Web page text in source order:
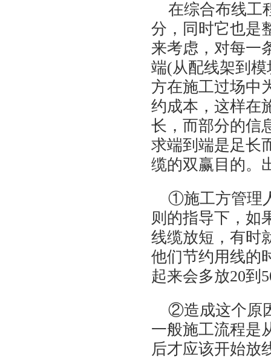
在综合布线工
分，同时它也是
来考虑，对每一
端(从配线架到
方在施工过场中
约成本，这样在
长，而部分的信
求端到端是足长
缆的双赢目的。
①施工方管理
则的指导下，如
线缆放短，有时
他们节约用线的
起来会多放20到
②造成这个原
一般施工流程是
后才应该开始放